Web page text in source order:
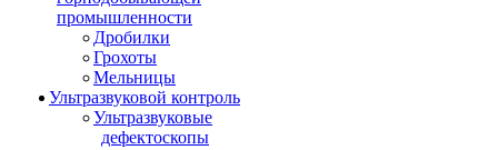
промышленности
Дробилки
Грохоты
Мельницы
Ультразвуковой контроль
Ультразвуковые
дефектоскопы